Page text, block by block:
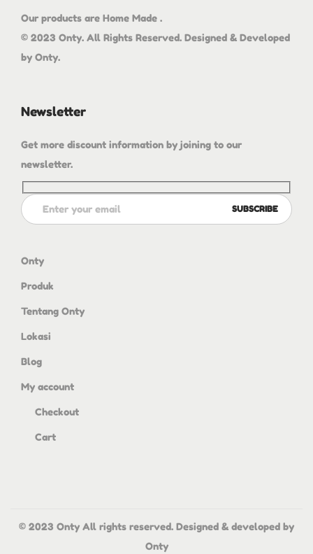
Our products are Home Made .
© 2023 Onty. All Rights Reserved. Designed & Developed
by Onty.
Newsletter
Get more discount information by joining to our
newsletter.
Onty
Produk
Tentang Onty
Lokasi
Blog
My account
Checkout
Cart
© 2023 Onty All rights reserved. Designed & developed by
Onty